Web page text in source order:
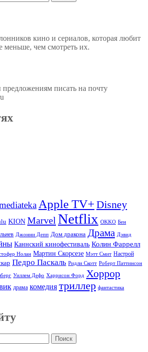
кино и сериалов, которая любит
меньше, чем смотреть их.
писать на почту
Apple TV+ Disney
KION Marvel Netflix OKKO Бен
Джонни Депп Дом дракона Драма Дэвид
Каннский кинофестиваль Колин Фаррелл
Нолан Мартин Скорсезе Мэтт Смит Настрой
Педро Паскаль Ридли Скотт Роберт Паттинсон
Уиллем Дефо Харрисон Форд Хоррор
драма комедия триллер фантастика